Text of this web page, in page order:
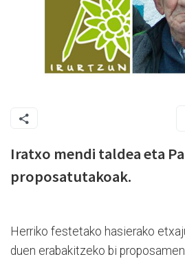
Iratxo mendi taldea eta
proposatutakoak.
Herriko festetako hasierako
duen erabakitzeko bi